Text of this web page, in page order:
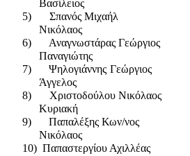
Βασίλειος
5)
Σπανός Μιχαήλ
Νικόλαος
6)
Αναγνωστάρας Γεώργιος
Παναγιώτης
7)
Ψηλογιάννης Γεώργιος
Άγγελος
8)
Χριστοδούλου Νικόλαος
Κυριακή
9)
Παπαλέξης Κων/νος
Νικόλαος
10) Παπαστεργίου Αχιλλέας